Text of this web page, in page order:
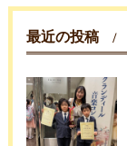
最近の投稿